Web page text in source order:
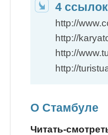
4 ссылок
http://
http://
http://
http://
О Стамбуле
Читать-